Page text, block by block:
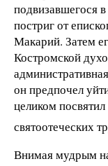
подвизавшегося
постриг от
Макарий. Затем
Костромской
он предпочел
целиком
святоотеческих
Внимая мудрым